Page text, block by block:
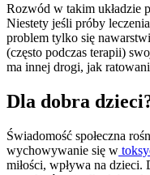
Rozwód w takim układzie
Niestety jeśli próby
problem tylko się
(często podczas terapii)
ma innej drogi, jak
Dla dobra
Świadomość społeczna
wychowywanie się w
miłości, wpływa na dzieci.